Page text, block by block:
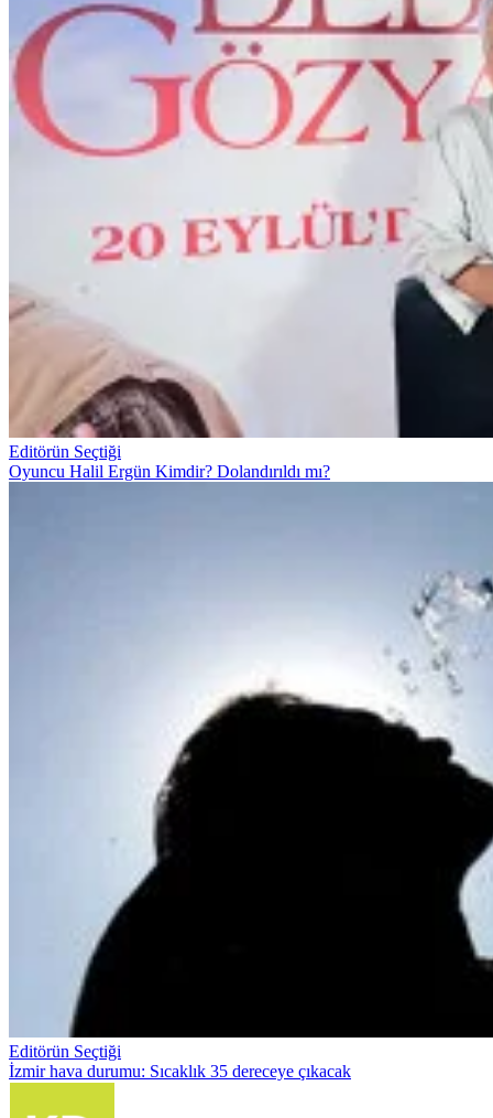
Editörün Seçtiği
Oyuncu Halil Ergün Kimdir? Dolandırıldı mı?
Editörün Seçtiği
İzmir hava durumu: Sıcaklık 35 dereceye çıkacak